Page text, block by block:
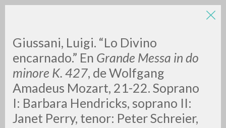
Giussani, Luigi. “Lo Divino
encarnado.” En Grande Messa in do
minore K. 427, de Wolfgang
Amadeus Mozart, 21-22. Soprano
I: Barbara Hendricks, soprano II:
Janet Perry, tenor: Peter Schreier,
LUIGI
GIUSSANI
scritti